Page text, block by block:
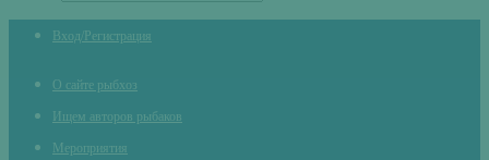
Вход/Регистрация
О сайте рыбхоз
Ищем авторов рыбаков
Мероприятия